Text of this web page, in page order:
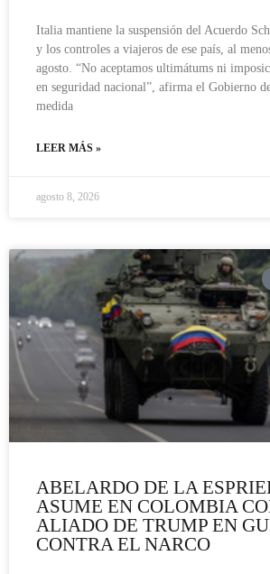
Italia mantiene la suspensión del Acuerdo
y los controles a viajeros de ese país, al
agosto. “No aceptamos ultimátums ni
en seguridad nacional”, afirma el Gobierno
medida
LEER MÁS »
agosto 8, 2026
ABELARDO DE LA
ASUME EN COLOMBIA
ALIADO DE TRUMP EN
CONTRA EL NARCO